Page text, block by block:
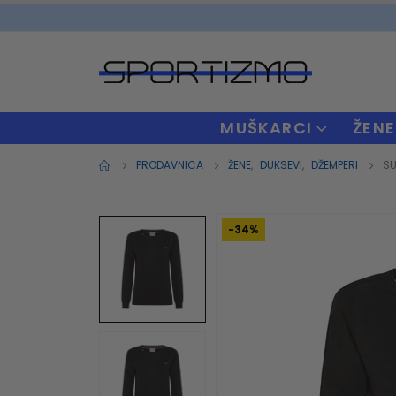
MUŠKARCI ŽENE
PRODAVNICA ŽENE, DUKSEVI, DŽEMPERI
-34%